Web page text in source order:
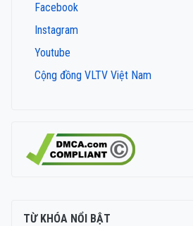
Facebook
Instagram
Youtube
Cộng đồng VLTV Việt Nam
TỪ KHÓA NỔI BẬT